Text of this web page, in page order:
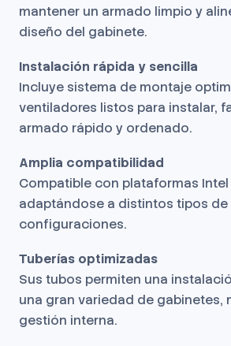
mantener un armado limpio y
diseño del gabinete.
Instalación rápida y sencilla
Incluye sistema de montaje
ventiladores listos para instalar,
armado rápido y ordenado.
Amplia compatibilidad
Compatible con plataformas Intel
adaptándose a distintos tipos de
configuraciones.
Tuberías optimizadas
Sus tubos permiten una
una gran variedad de gabinetes,
gestión interna.